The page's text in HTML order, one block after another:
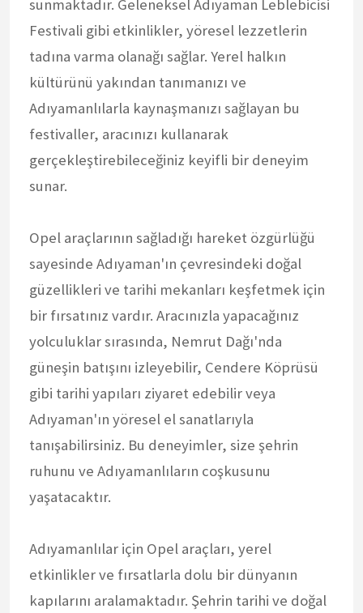
sunmaktadır. Geleneksel Adıyaman Leblebicisi
Festivali gibi etkinlikler, yöresel lezzetlerin
tadına varma olanağı sağlar. Yerel halkın
kültürünü yakından tanımanızı ve
Adıyamanlılarla kaynaşmanızı sağlayan bu
festivaller, aracınızı kullanarak
gerçekleştirebileceğiniz keyifli bir deneyim
sunar.
Opel araçlarının sağladığı hareket özgürlüğü
sayesinde Adıyaman'ın çevresindeki doğal
güzellikleri ve tarihi mekanları keşfetmek için
bir fırsatınız vardır. Aracınızla yapacağınız
yolculuklar sırasında, Nemrut Dağı'nda
güneşin batışını izleyebilir, Cendere Köprüsü
gibi tarihi yapıları ziyaret edebilir veya
Adıyaman'ın yöresel el sanatlarıyla
tanışabilirsiniz. Bu deneyimler, size şehrin
ruhunu ve Adıyamanlıların coşkusunu
yaşatacaktır.
Adıyamanlılar için Opel araçları, yerel
etkinlikler ve fırsatlarla dolu bir dünyanın
kapılarını aralamaktadır. Şehrin tarihi ve doğal